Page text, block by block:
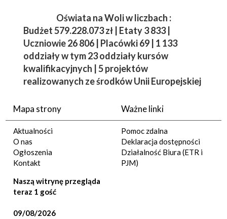
Oświata na Woli w liczbach :
Budżet579.228.073 zł | Etaty 3 833 |
Uczniowie 26 806 | Placówki 69 | 1 133
oddziały w tym 23 oddziały kursów
kwalifikacyjnych | 5 projektów
realizowanych ze środków Unii Europejskiej
Mapa strony Ważne linki
Aktualności
O nas
Ogłoszenia
Kontakt
Pomoc zdalna
Deklaracja dostępności
Działalność Biura (ETR i
PJM)
Naszą witrynę przegląda
teraz 1 gość
09/08/2026